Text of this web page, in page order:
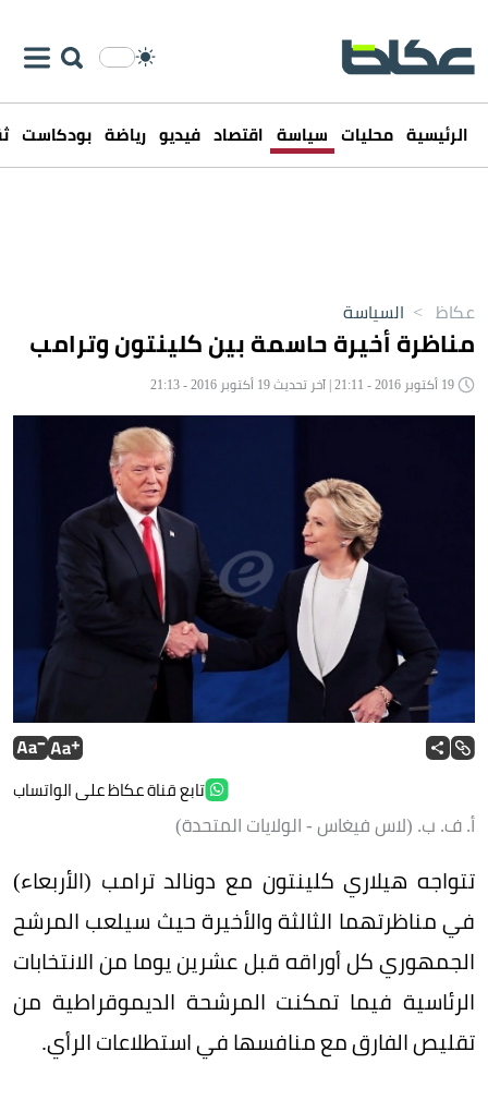
الرئيسية محليات سياسة اقتصاد فيديو رياضة بودكاست
عكاظ > السياسة
مناظرة أخيرة حاسمة بين كلينتون وترامب
تابع قناة عكاظ على الواتساب
أ. ف. ب. (لاس فيغاس - الولايات المتحدة)
تتواجه هيلاري كلينتون مع دونالد ترامب (الأربعاء)
في مناظرتهما الثالثة والأخيرة حيث سيلعب المرشح
الجمهوري كل أوراقه قبل عشرين يوما من الانتخابات
الرئاسية فيما تمكنت المرشحة الديموقراطية من
تقليص الفارق مع منافسها في استطلاعات الرأي.